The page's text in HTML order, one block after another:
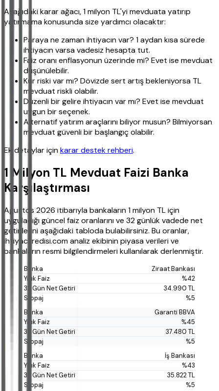
Aşağıdaki karar ağacı, 1 milyon TL'yi mevduata yatırıp
yatırmama konusunda size yardımcı olacaktır:
Paraya ne zaman ihtiyacın var? 1 aydan kısa sürede
ihtiyacın varsa vadesiz hesapta tut.
Faiz oranı enflasyonun üzerinde mi? Evet ise mevduat
düşünülebilir.
Kur riski var mı? Dövizde sert artış bekleniyorsa TL
mevduat riskli olabilir.
Düzenli bir gelire ihtiyacın var mı? Evet ise mevduat
uygun bir seçenek.
Alternatif yatırım araçlarını biliyor musun? Bilmiyorsan
mevduat güvenli bir başlangıç olabilir.
Ek detaylar içinkarar destek rehberi.
1 Milyon TL Mevduat Faizi Banka
Karşılaştırması
Ağustos 2026 itibarıyla bankaların 1 milyon TL için
uyguladığı güncel faiz oranlarını ve 32 günlük vadede net
getirilerini aşağıdaki tabloda bulabilirsiniz. Bu oranlar,
ihtiyackredisi.com analiz ekibinin piyasa verileri ve
bankaların resmi bilgilendirmeleri kullanılarak derlenmiştir.
Ziraat Bankası
%42
34.990 TL
%5
Garanti BBVA
%45
37.480 TL
%5
İş Bankası
%43
35.822 TL
%5